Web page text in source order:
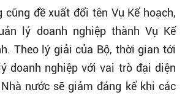
cũng đề xuất đổi tên Vụ Kế hoạch,
lý doanh nghiệp thành Vụ Kế
Theo lý giải của Bộ, thời gian tới
doanh nghiệp với vai trò đại diện
nước sẽ giảm đáng kể khi các